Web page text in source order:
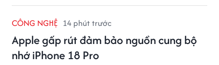
CÔNG NGHỆ 14 phút trước
Apple gấp rút đảm bảo nguồn cung bộ
nhớ iPhone 18 Pro